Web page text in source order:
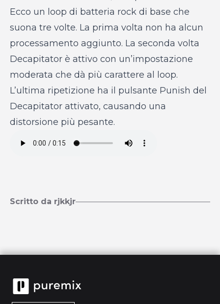
Ecco un loop di batteria rock di base che
suona tre volte. La prima volta non ha alcun
processamento aggiunto. La seconda volta
Decapitator è attivo con un’impostazione
moderata che dà più carattere al loop.
L’ultima ripetizione ha il pulsante Punish del
Decapitator attivato, causando una
distorsione più pesante.
Scritto da rjkkjr